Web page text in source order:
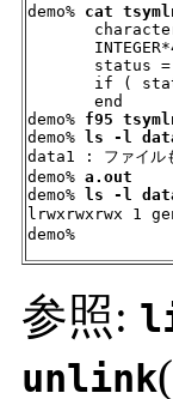
demo% cat
status
if (
       end
demo% f95
demo% ls -l
data1 : ファイルも
demo% a.out
demo% ls -l
lrwxrwxrwx 1
demo%
参照:
unlink